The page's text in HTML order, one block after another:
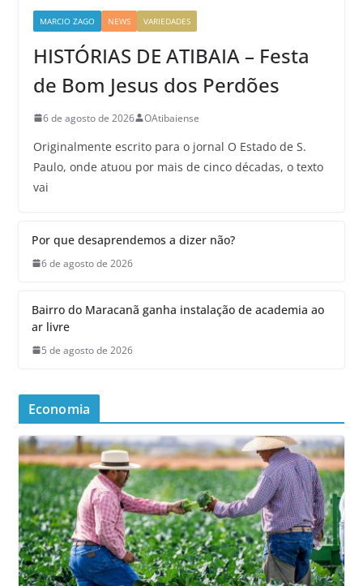
MARCIO ZAGO NEWS VARIEDADES
HISTÓRIAS DE ATIBAIA – Festa
de Bom Jesus dos Perdões
6 de agosto de 2026 OAtibaiense
Originalmente escrito para o jornal O Estado de S.
Paulo, onde atuou por mais de cinco décadas, o texto
vai
Por que desaprendemos a dizer não?
6 de agosto de 2026
Bairro do Maracanã ganha instalação de academia ao
ar livre
5 de agosto de 2026
Economia